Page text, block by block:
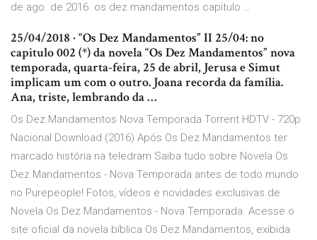
de ago. de 2016. os dez mandamentos capitulo …
25/04/2018 · “Os Dez Mandamentos” II 25/04: no
capitulo 002 (*) da novela “Os Dez Mandamentos” nova
temporada, quarta-feira, 25 de abril, Jerusa e Simut
implicam um com o outro. Joana recorda da família.
Ana, triste, lembrando da …
Os Dez Mandamentos Nova Temporada Torrent HDTV - 720p
Nacional Download (2016) Após Os Dez Mandamentos ter
marcado história na teledram Saiba tudo sobre Novela Os
Dez Mandamentos - Nova Temporada antes de todo mundo
no Purepeople! Fotos, vídeos e novidades exclusivas de
Novela Os Dez Mandamentos - Nova Temporada. Acesse o
site oficial da novela bíblica Os Dez Mandamentos, exibida